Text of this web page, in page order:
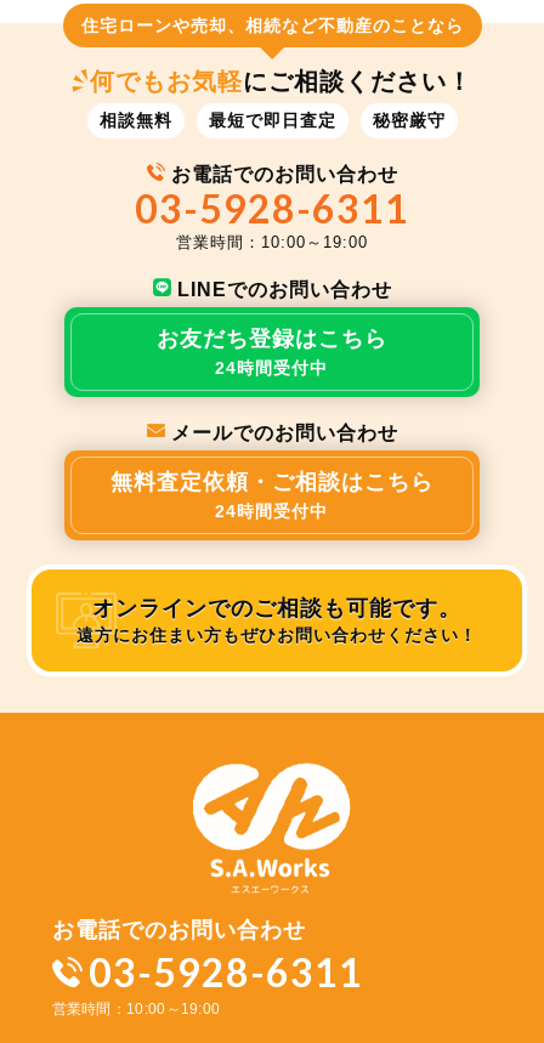
住宅ローンや売却、相続など不動産のことなら
何でもお気軽にご相談ください！
相談無料 最短で即日査定 秘密厳守
お電話でのお問い合わせ
03-5928-6311
営業時間：10:00～19:00
LINEでのお問い合わせ
お友だち登録はこちら
24時間受付中
メールでのお問い合わせ
無料査定依頼・ご相談はこちら
24時間受付中
オンラインでのご相談も可能です。
遠方にお住まい方もぜひお問い合わせください！
お電話でのお問い合わせ
03-5928-6311
営業時間：10:00～19:00